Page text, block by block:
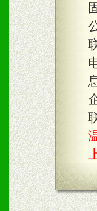
三、物
1、免
2、不
知名度
3、根
具。
四、市